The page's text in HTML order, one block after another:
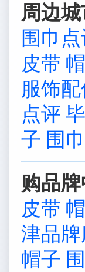
周边
围巾
皮带
服饰
点评
子 围
购品
皮带
津品
帽子